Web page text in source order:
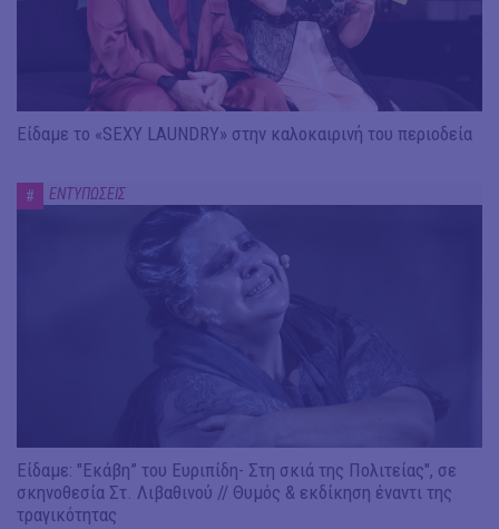
Είδαμε το «SEXY LAUNDRY» στην καλοκαιρινή του περιοδεία
# ΕΝΤΥΠΩΣΕΙΣ
Είδαμε: "Εκάβη” του Ευριπίδη- Στη σκιά της Πολιτείας", σε
σκηνοθεσία Στ. Λιβαθινού // Θυμός & εκδίκηση έναντι της
τραγικότητας